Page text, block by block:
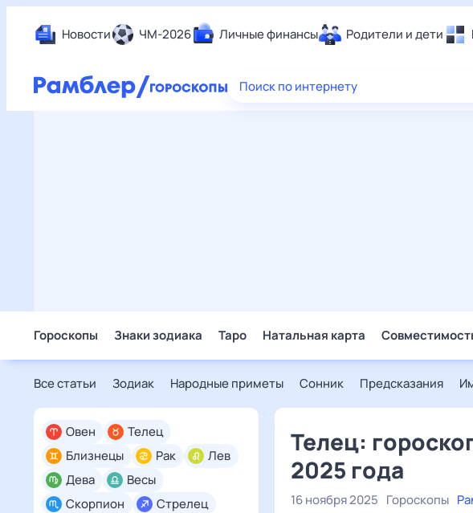
Новости ЧМ-2026 Личные финансы Родители и дети
Еда
Поиск по интернету
Гороскопы Знаки зодиака Таро Натальная карта
Все статьи Зодиак Народные приметы Сонник Предсказания
Овен
Телец
Близнецы
Рак
Лев
Дева
Весы
Скорпион
Стрелец
Телец:
2025 года
16 ноября 2025 Гороскопы